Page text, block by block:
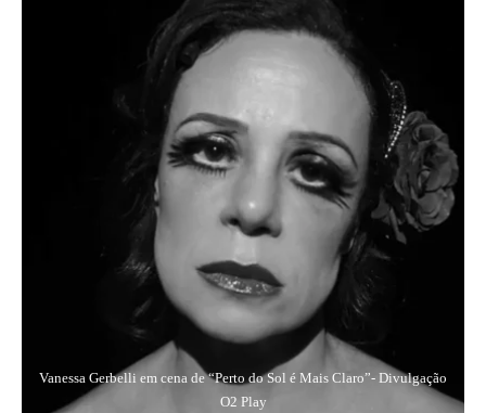
Vanessa Gerbelli em cena de “Perto do Sol é Mais Claro”- Divulgação
O2 Play